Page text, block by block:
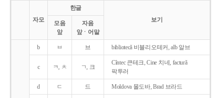
자모
한글
보기
모음
앞
자음
앞ㆍ어말
b ㅂ 브 bibliotecǎ 비블리오테커, alb 알브
c ㅋ, ㅊ ㄱ, 크
Cîntec 큰테크, Cine 치네, facturǎ
팍투러
d ㄷ 드 Moldova 몰도바, Brad 브라드